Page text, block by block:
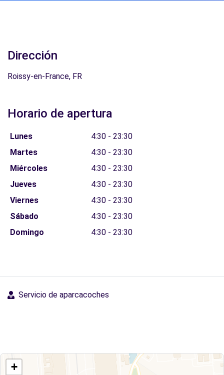
Dirección
Roissy-en-France, FR
Horario de apertura
Lunes
4:30 - 23:30
Martes
4:30 - 23:30
Miércoles
4:30 - 23:30
Jueves
4:30 - 23:30
Viernes
4:30 - 23:30
Sábado
4:30 - 23:30
Domingo
4:30 - 23:30
Servicio de aparcacoches
+